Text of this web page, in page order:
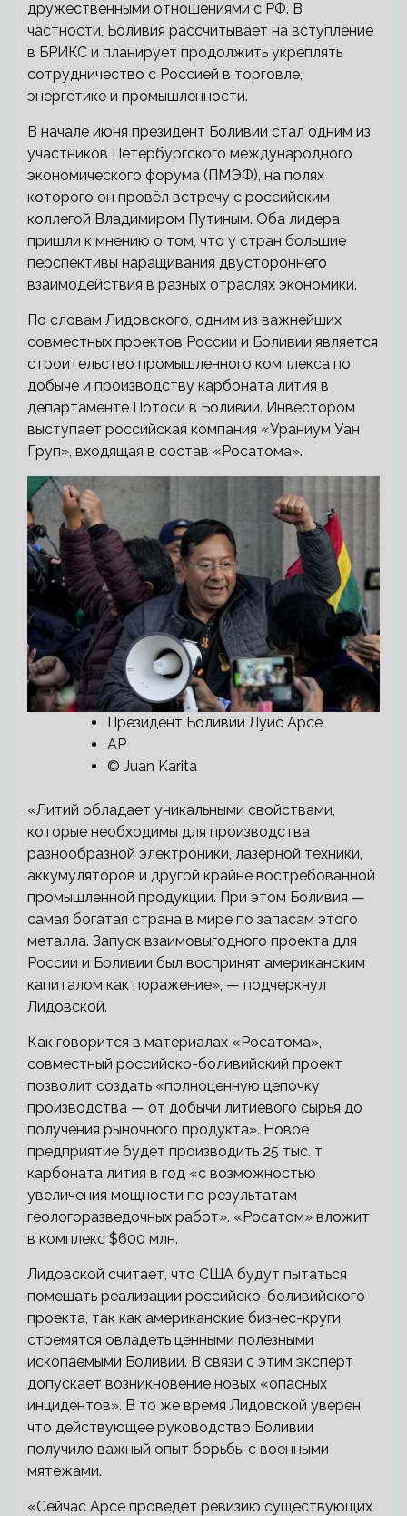
дружественными отношениями с РФ. В
частности, Боливия рассчитывает на вступление
в БРИКС и планирует продолжить укреплять
сотрудничество с Россией в торговле,
энергетике и промышленности.
В начале июня президент Боливии стал одним из
участников Петербургского международного
экономического форума (ПМЭФ), на полях
которого он провёл встречу с российским
коллегой Владимиром Путиным. Оба лидера
пришли к мнению о том, что у стран большие
перспективы наращивания двустороннего
взаимодействия в разных отраслях экономики.
По словам Лидовского, одним из важнейших
совместных проектов России и Боливии является
строительство промышленного комплекса по
добыче и производству карбоната лития в
департаменте Потоси в Боливии. Инвестором
выступает российская компания «Ураниум Уан
Груп», входящая в состав «Росатома».
Президент Боливии Луис Арсе
AP
© Juan Karita
«Литий обладает уникальными свойствами,
которые необходимы для производства
разнообразной электроники, лазерной техники,
аккумуляторов и другой крайне востребованной
промышленной продукции. При этом Боливия —
самая богатая страна в мире по запасам этого
металла. Запуск взаимовыгодного проекта для
России и Боливии был воспринят американским
капиталом как поражение», — подчеркнул
Лидовской.
Как говорится в материалах «Росатома»,
совместный российско-боливийский проект
позволит создать «полноценную цепочку
производства — от добычи литиевого сырья до
получения рыночного продукта». Новое
предприятие будет производить 25 тыс. т
карбоната лития в год «с возможностью
увеличения мощности по результатам
геологоразведочных работ». «Росатом» вложит
в комплекс $600 млн.
Лидовской считает, что США будут пытаться
помешать реализации российско-боливийского
проекта, так как американские бизнес-круги
стремятся овладеть ценными полезными
ископаемыми Боливии. В связи с этим эксперт
допускает возникновение новых «опасных
инцидентов». В то же время Лидовской уверен,
что действующее руководство Боливии
получило важный опыт борьбы с военными
мятежами.
«Сейчас Арсе проведёт ревизию существующих